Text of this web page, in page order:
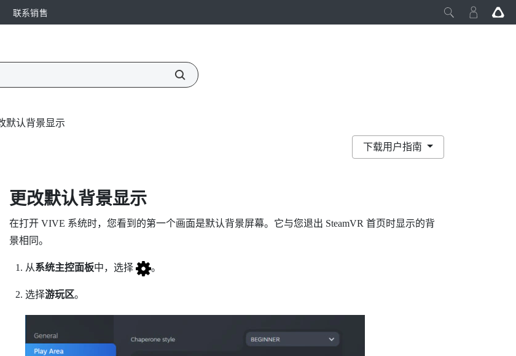
联系销售
默认背景显示
下载用户指南
更改默认背景显示
在打开 VIVE 系统时，您看到的第一个画面是默认背景屏幕。它与您退出 SteamVR 首页时显示的背
景相同。
从系统主控面板中，选择 。
选择游玩区。